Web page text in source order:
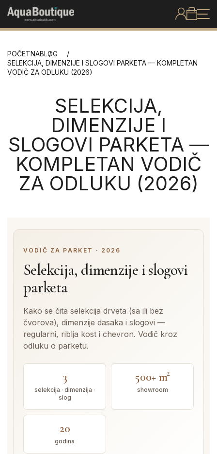
POČETNABLOG
SELEKCIJA, DIMENZIJE I SLOGOVI PARKETA — KOMPLETAN
VODIČ ZA ODLUKU (2026)
SELEKCIJA,
DIMENZIJE I
SLOGOVI PARKETA —
KOMPLETAN VODIČ
ZA ODLUKU (2026)
VODIČ ZA PARKET · 2026
Selekcija, dimenzije i slogovi
parketa
Kako se čita selekcija drveta (sa ili bez
čvorova), dimenzije dasaka i slogovi —
regularni, riblja kost i chevron. Vodič kroz
odluku o parketu.
3
selekcija · dimenzija ·
slog
500+ m²
showroom
20
godina